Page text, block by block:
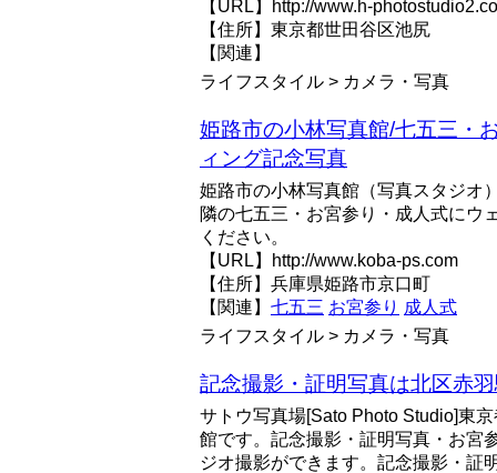
【URL】http://www.h-
【住所】東京都世田谷区池尻
【関連】
ライフスタイル > カメラ・写真
姫路市の小林写真館/七五三・
ィング記念写真
姫路市の小林写真館（写真スタジオ
隣の七五三・お宮参り・成人式にウ
ください。
【URL】http://www.koba-ps.com
【住所】兵庫県姫路市京口町
【関連】 七五三 お宮参り 成人式
ライフスタイル > カメラ・写真
記念撮影・証明写真は北区赤
サトウ写真場[Sato Photo Studio]東
館です。記念撮影・証明写真・お宮
ジオ撮影ができます。記念撮影・証